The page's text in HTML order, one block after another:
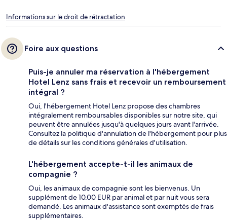
Informations sur le droit de rétractation
Foire aux questions
Puis-je annuler ma réservation à l'hébergement
Hotel Lenz sans frais et recevoir un remboursement
intégral ?
Oui, l'hébergement Hotel Lenz propose des chambres
intégralement remboursables disponibles sur notre site, qui
peuvent être annulées jusqu'à quelques jours avant l'arrivée.
Consultez la politique d'annulation de l'hébergement pour plus
de détails sur les conditions générales d'utilisation.
L'hébergement accepte-t-il les animaux de
compagnie ?
Oui, les animaux de compagnie sont les bienvenus. Un
supplément de 10.00 EUR par animal et par nuit vous sera
demandé. Les animaux d'assistance sont exemptés de frais
supplémentaires.